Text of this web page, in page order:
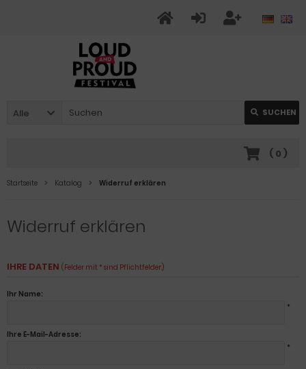
Alle SUCHEN
( 0 )
Startseite Katalog Widerruf erklären
Widerruf erklären
IHRE DATEN (Felder mit * sind Pflichtfelder.)
Ihr Name:
*
Ihre E-Mail-Adresse:
*